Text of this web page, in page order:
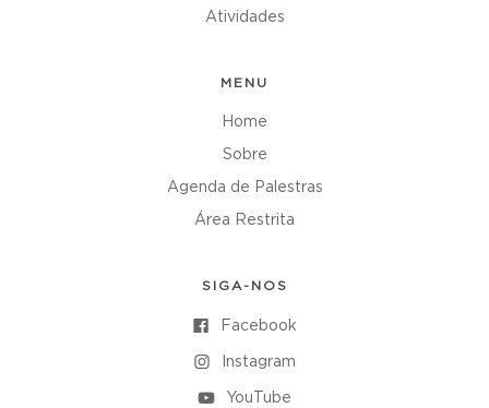
Atividades
MENU
Home
Sobre
Agenda de Palestras
Área Restrita
SIGA-NOS
Facebook
Instagram
YouTube